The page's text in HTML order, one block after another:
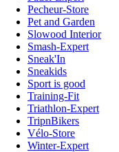
Pecheur-Store
Pet and Garden
Slowood Interior
Smash-Expert
Sneak'In
Sneakids
Sport is good
Training-Fit
Triathlon-Expert
TripnBikers
Vélo-Store
Winter-Expert